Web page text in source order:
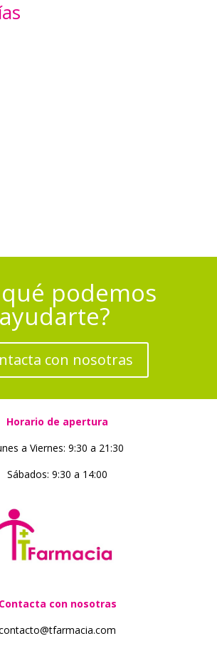
qué podemos
ayudarte?
con nosotras
Horario de apertura
a Viernes: 9:30 a 21:30
Sábados: 9:30 a 14:00
Contacta con nosotras